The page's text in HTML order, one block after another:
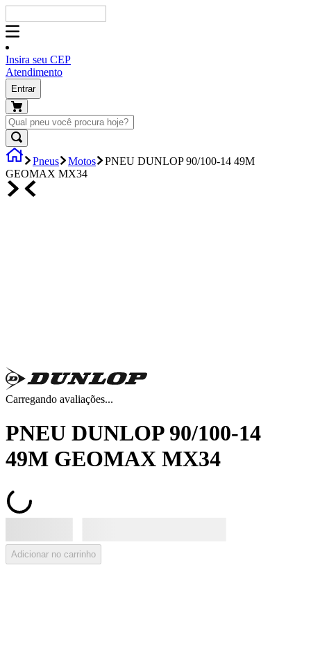
Insira seu CEP
Atendimento
Entrar
Pneus Motos
PNEU DUNLOP 90/100-14 49M
GEOMAX MX34
Carregando avaliações...
PNEU DUNLOP 90/100-14
49M GEOMAX MX34
Adicionar no carrinho